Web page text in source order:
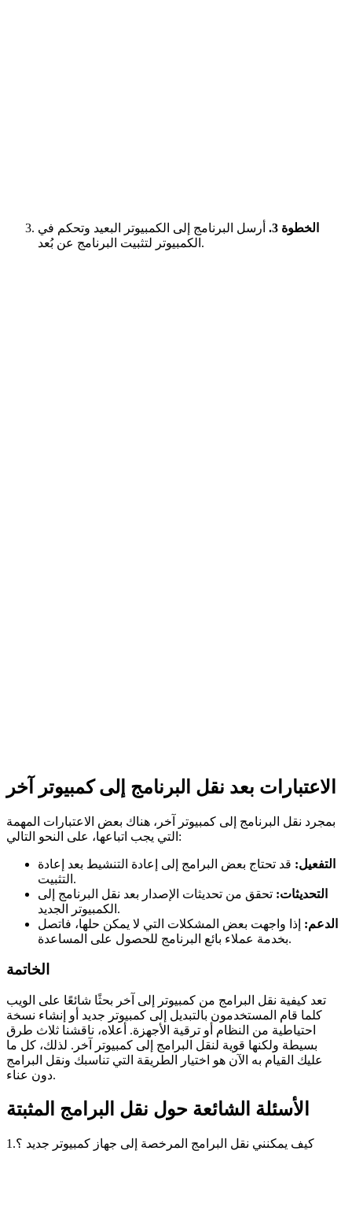
الخطوة 3.
أرسل البرنامج إلى الكمبيوتر البعيد وتحكم في
الكمبيوتر لتثبيت البرنامج عن بُعد.
الاعتبارات بعد نقل البرنامج إلى كمبيوتر آخر
بمجرد نقل البرنامج إلى كمبيوتر آخر، هناك بعض الاعتبارات المهمة
التي يجب اتباعها، على النحو التالي:
التفعيل: قد تحتاج بعض البرامج إلى إعادة التنشيط بعد إعادة
التثبيت.
التحديثات: تحقق من تحديثات الإصدار بعد نقل البرنامج إلى
الكمبيوتر الجديد.
الدعم: إذا واجهت بعض المشكلات التي لا يمكن حلها، فاتصل
بخدمة عملاء بائع البرنامج للحصول على المساعدة.
الخاتمة
تعد كيفية نقل البرامج من كمبيوتر إلى آخر بحثًا شائعًا على الويب
كلما قام المستخدمون بالتبديل إلى كمبيوتر جديد أو إنشاء نسخة
احتياطية من النظام أو ترقية الأجهزة. أعلاه، ناقشنا ثلاث طرق
بسيطة ولكنها قوية لنقل البرامج إلى كمبيوتر آخر. لذلك، كل ما
عليك القيام به الآن هو اختيار الطريقة التي تناسبك ونقل البرامج
دون عناء.
الأسئلة الشائعة حول نقل البرامج المثبتة
1.كيف يمكنني نقل البرامج المرخصة إلى جهاز كمبيوتر جديد ؟